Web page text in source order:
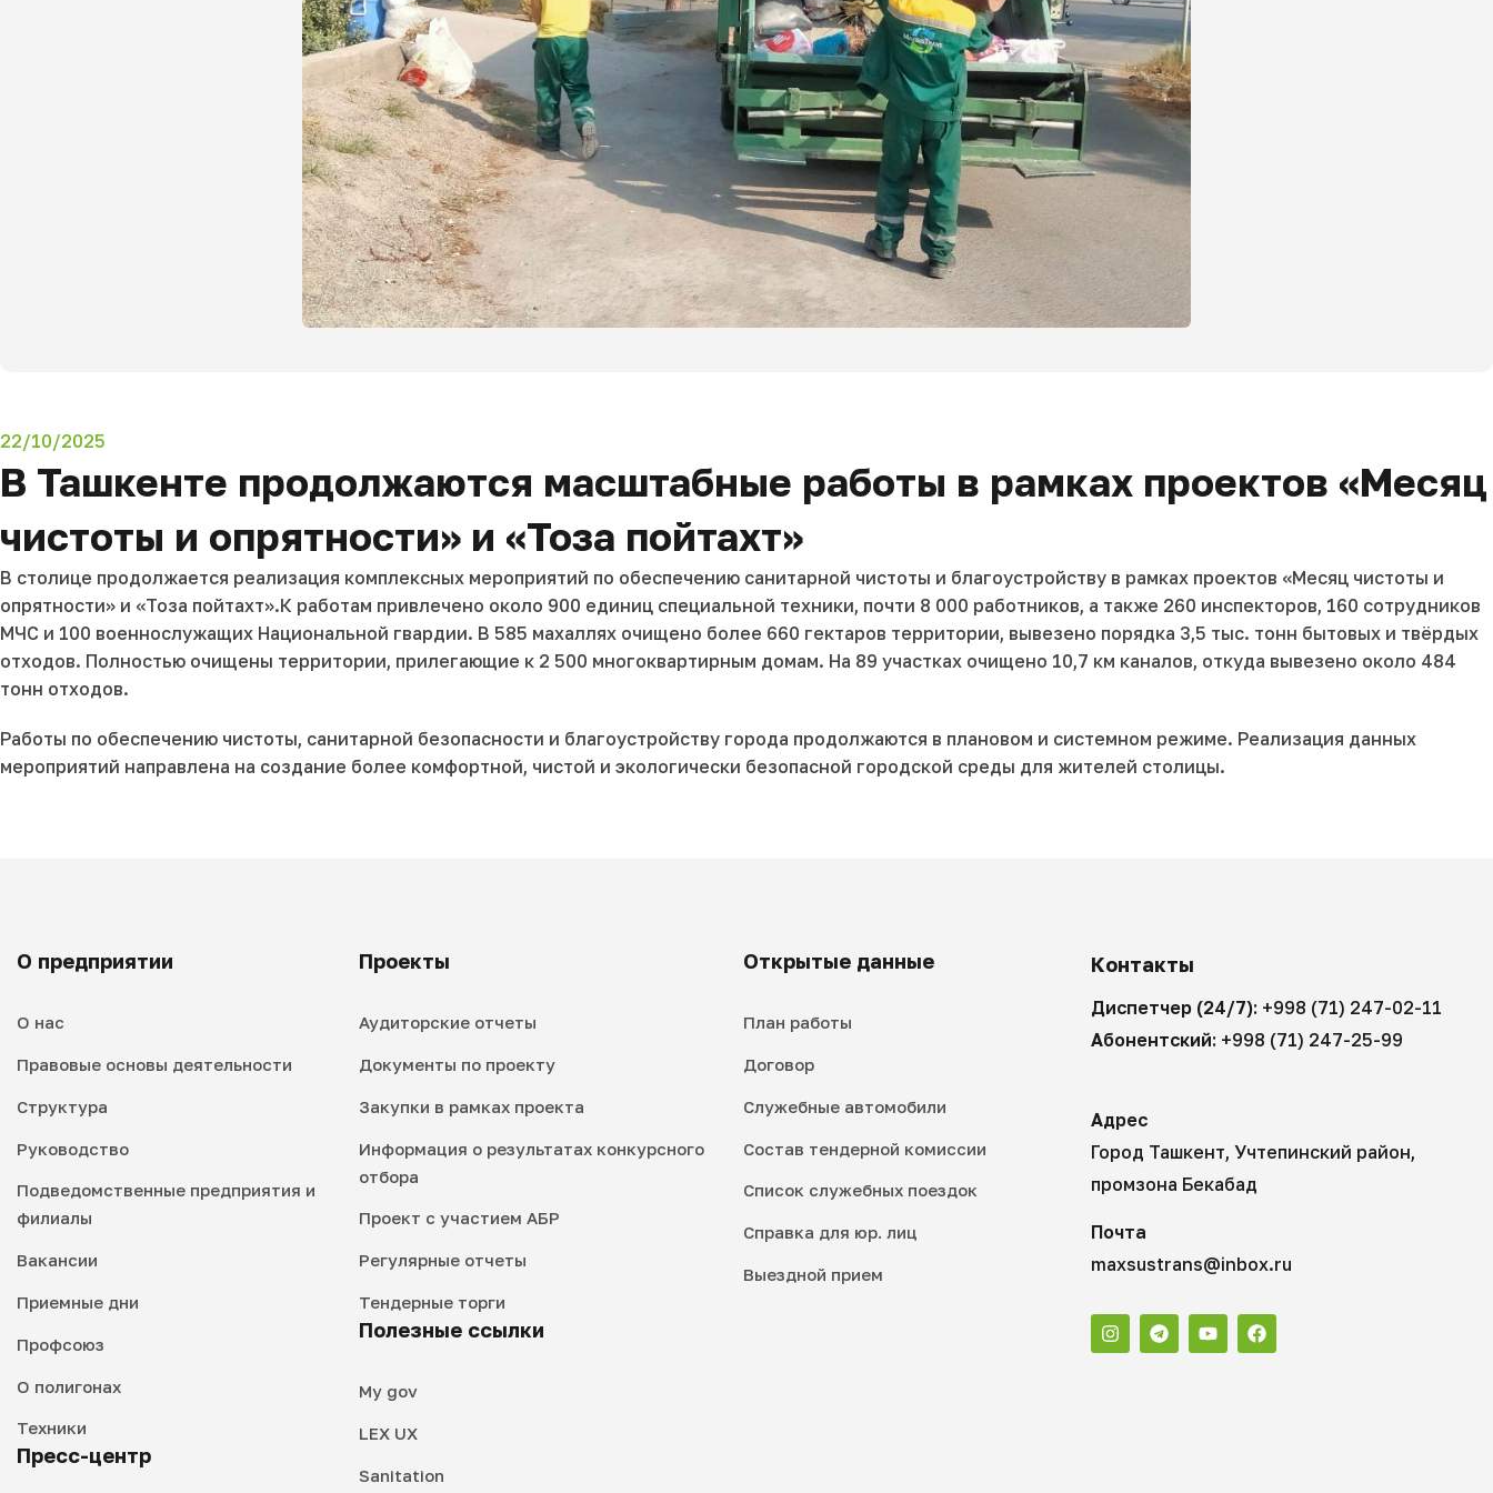
22/10/2025
В Ташкенте продолжаются масштабные работы в рамках проектов «Месяц
чистоты и опрятности» и «Тоза пойтахт»
В столице продолжается реализация комплексных мероприятий по обеспечению санитарной чистоты и благоустройству в рамках проектов «Месяц чистоты и
опрятности» и «Тоза пойтахт».К работам привлечено около 900 единиц специальной техники, почти 8 000 работников, а также 260 инспекторов, 160 сотрудников
МЧС и 100 военнослужащих Национальной гвардии. В 585 махаллях очищено более 660 гектаров территории, вывезено порядка 3,5 тыс. тонн бытовых и твёрдых
отходов. Полностью очищены территории, прилегающие к 2 500 многоквартирным домам. На 89 участках очищено 10,7 км каналов, откуда вывезено около 484
тонн отходов.
Работы по обеспечению чистоты, санитарной безопасности и благоустройству города продолжаются в плановом и системном режиме. Реализация данных
мероприятий направлена на создание более комфортной, чистой и экологически безопасной городской среды для жителей столицы.
О предприятии
О нас
Правовые основы деятельности
Структура
Руководство
Подведомственные предприятия и
филиалы
Вакансии
Приемные дни
Профсоюз
О полигонах
Техники
Пресс-центр
Проекты
Аудиторские отчеты
Документы по проекту
Закупки в рамках проекта
Информация о результатах конкурсного
отбора
Проект с участием АБР
Регулярные отчеты
Тендерные торги
Полезные ссылки
My gov
LEX UX
Sanitation
Открытые данные
План работы
Договор
Служебные автомобили
Состав тендерной комиссии
Список служебных поездок
Справка для юр. лиц
Выездной прием
Контакты
Диспетчер (24/7): +998 (71) 247-02-11
Абонентский: +998 (71) 247-25-99
Адрес
Город Ташкент, Учтепинский район,
промзона Бекабад
Почта
maxsustrans@inbox.ru